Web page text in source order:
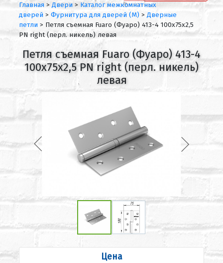
Главная > Двери > Каталог межкомнатных
дверей > Фурнитура для дверей (М) > Дверные
петли > Петля съемная Fuaro (Фуаро) 413-4 100x75x2,5
PN right (перл. никель) левая
Петля съемная Fuaro (Фуаро) 413-4
100x75x2,5 PN right (перл. никель)
левая
Цена